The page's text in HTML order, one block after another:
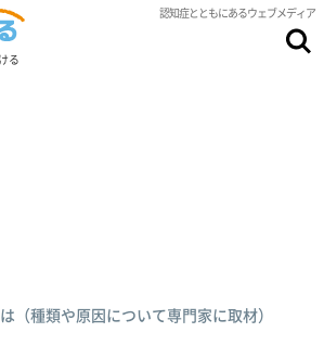
認知症とともにあるウェブメディア
る
（種類や原因について専門家に取材）